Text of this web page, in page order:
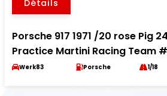
Détails
Porsche 917 1971 /20 rose Pig
Practice Martini Racing Team
Werk83 Porsche 1/18